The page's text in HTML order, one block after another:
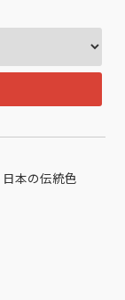
日本の伝統色